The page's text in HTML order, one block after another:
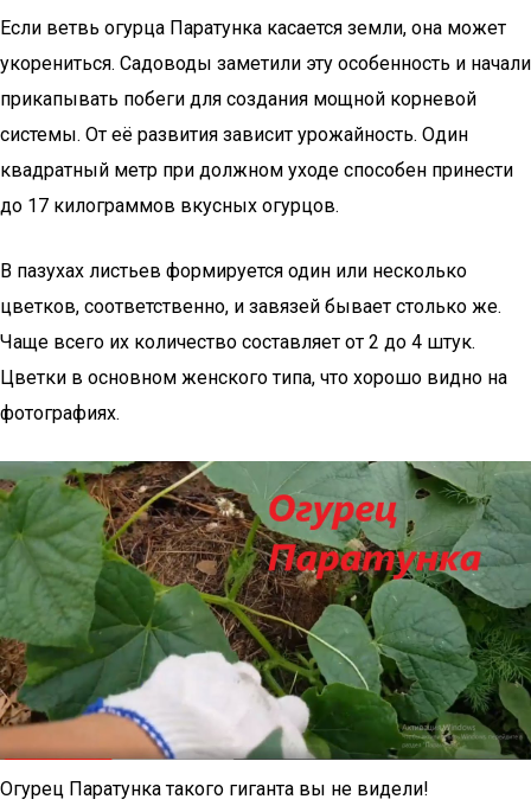
Если ветвь огурца Паратунка касается земли, она может
укорениться. Садоводы заметили эту особенность и начали
прикапывать побеги для создания мощной корневой
системы. От её развития зависит урожайность. Один
квадратный метр при должном уходе способен принести
до 17 килограммов вкусных огурцов.
В пазухах листьев формируется один или несколько
цветков, соответственно, и завязей бывает столько же.
Чаще всего их количество составляет от 2 до 4 штук.
Цветки в основном женского типа, что хорошо видно на
фотографиях.
Огурец Паратунка такого гиганта вы не видели!